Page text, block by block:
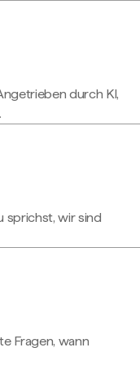
durch KI,
sprichst, wir sind
Fragen, wann